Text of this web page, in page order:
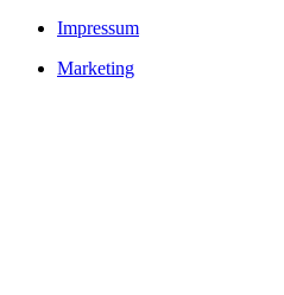
Impressum
Marketing